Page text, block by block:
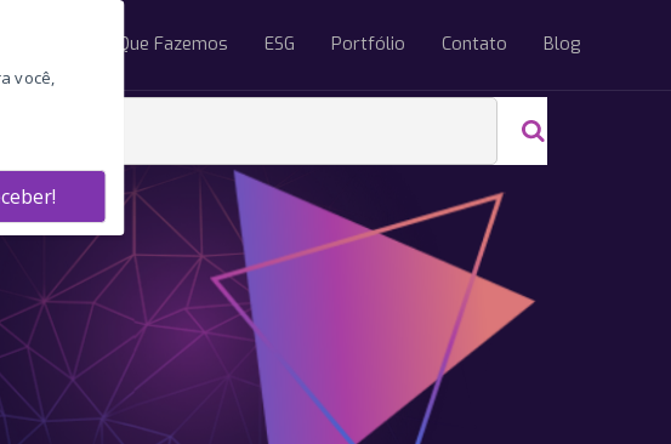
O Que Fazemos ESG Portfólio Contato Blog